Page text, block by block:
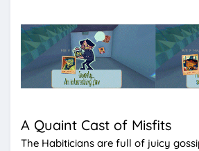
A Quaint Cast of Misfits
The Habiticians are full of juicy